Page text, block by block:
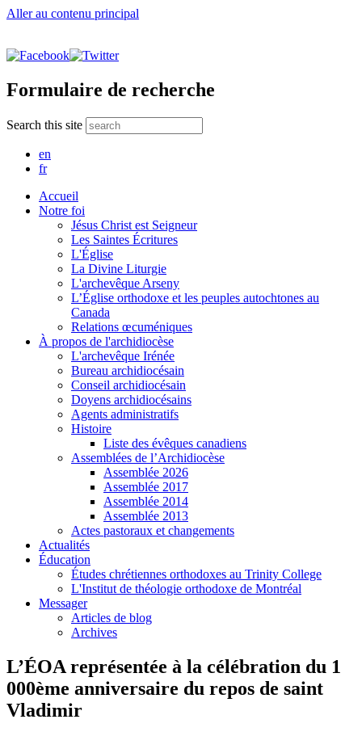
Aller au contenu principal
Formulaire de recherche
Search this site
en
fr
Accueil
Notre foi
Jésus Christ est Seigneur
Les Saintes Écritures
L'Église
La Divine Liturgie
L'archevêque Arseny
L’Église orthodoxe et les peuples autochtones au
Canada
Relations œcuméniques
À propos de l'archidiocèse
L'archevêque Irénée
Bureau archidiocésain
Conseil archidiocésain
Doyens archidiocésains
Agents administratifs
Histoire
Liste des évêques canadiens
Assemblées de l’Archidiocèse
Assemblée 2026
Assemblée 2017
Assemblée 2014
Assemblée 2013
Actes pastoraux et changements
Actualités
Éducation
Études chrétiennes orthodoxes au Trinity College
L'Institut de théologie orthodoxe de Montréal
Messager
Articles de blog
Archives
L’ÉOA représentée à la célébration du 1
000ème anniversaire du repos de saint
Vladimir